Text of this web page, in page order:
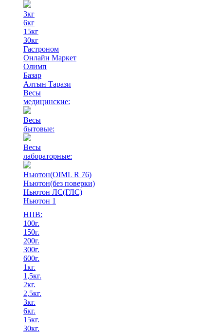
3кг
6кг
15кг
30кг
Гастроном
Онлайн Маркет
Олимп
Базар
Алтын Тарази
Весы
медицинские:
Весы
бытовые:
Весы
лабораторные:
Ньютон(OIML R 76)
Ньютон(без поверки)
Ньютон ЛС(ГЛС)
Ньютон 1
НПВ:
100г.
150г.
200г.
300г.
600г.
1кг.
1,5кг.
2кг.
2,5кг.
3кг.
6кг.
15кг.
30кг.